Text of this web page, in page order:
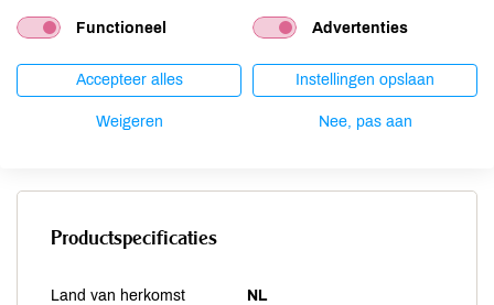
Sesam
niet aanwezig
niet aanwezig
Productspecificaties
Land van herkomst NL
Functioneel Advertenties
Accepteer alles Instellingen opslaan
Weigeren Nee, pas aan